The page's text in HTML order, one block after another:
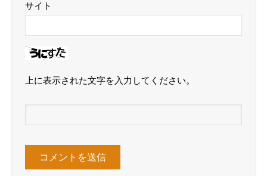
サイト
上に表示された文字を入力してください。